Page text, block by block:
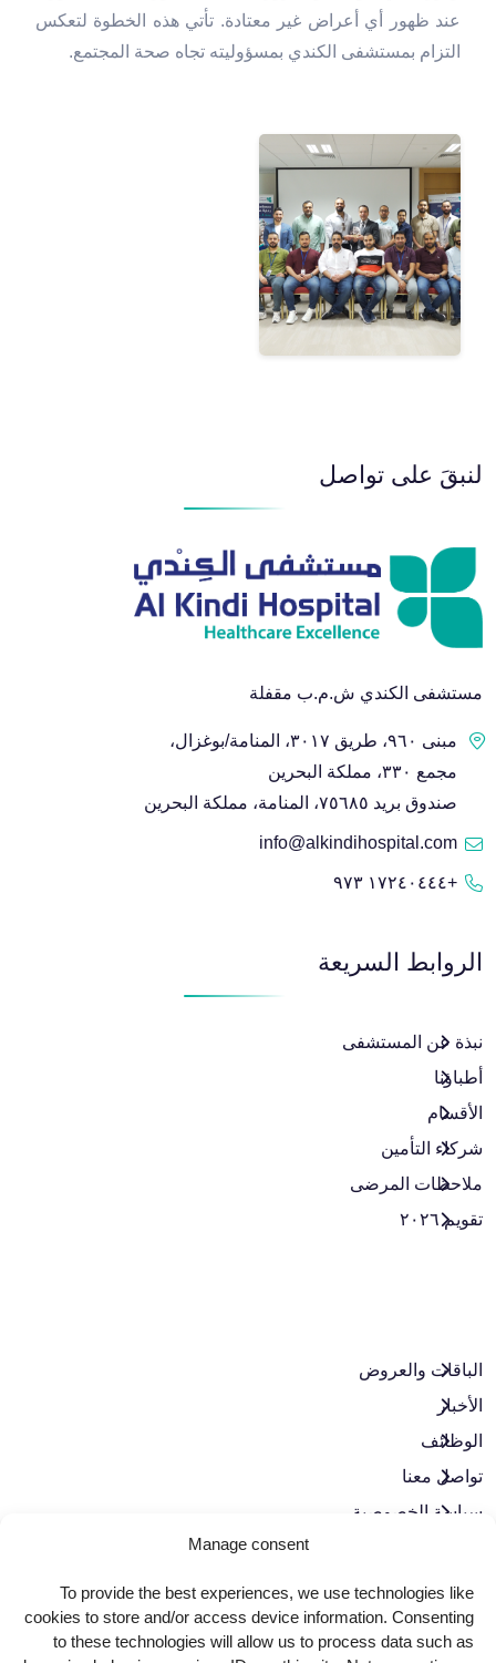
Manage consent
To provide the best experiences, we use technologies like
cookies to store and/or access device information. Consenting
to these technologies will allow us to process data such as
عند ظهور أي أعراض غير معتادة. تأتي هذه الخطوة لتعكس
التزام بمستشفى الكندي بمسؤوليته تجاه صحة المجتمع.
لنبقَ على تواصل
مستشفى الكندي ش.م.ب مقفلة
مبنى ٩٦٠، طريق ٣٠١٧، المنامة/بوغزال،
مجمع ٣٣٠، مملكة البحرين
صندوق بريد ٧٥٦٨٥، المنامة، مملكة البحرين
info@alkindihospital.com
+١٧٢٤٠٤٤٤ ٩٧٣
الروابط السريعة
نبذة عن المستشفى
أطباؤنا
الأقسام
شركاء التأمين
ملاحظات المرضى
تقويم ٢٠٢٦
الباقات والعروض​
الأخبار
الوظائف
تواصل معنا
سياسة الخصوصية
حمّل تطبيقنا